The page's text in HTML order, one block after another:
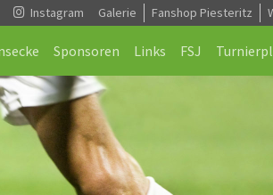
Instagram Galerie Fanshop Piesteritz
Sponsoren Links FSJ